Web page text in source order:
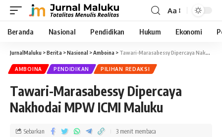
Aa
Beranda Nasional Pendidikan Hukum Ekonomi
JurnalMaluku >Berita >Nasional >Amboina > Tawari-Marasabessy Dipercaya Nakhodai MPW ICMI Maluku
AMBOINA PENDIDIKAN PILIHAN REDAKSI
Tawari-Marasabessy Dipercaya
Nakhodai MPW ICMI Maluku
Sebarkan 3 menit membaca